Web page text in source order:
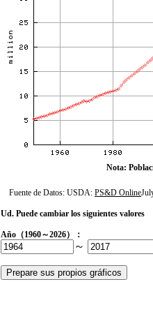
Nota:
Fuente de Datos: USDA: PS&D Online
Ud. Puede cambiar los siguientes valores
Año（1960～2026）：
～